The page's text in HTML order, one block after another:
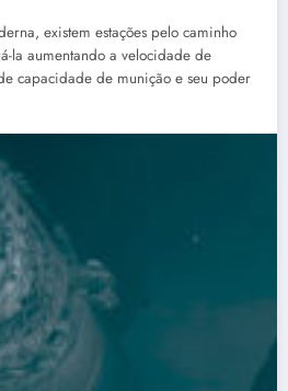
existem estações pelo caminho
la aumentando a velocidade de
capacidade de munição e seu poder